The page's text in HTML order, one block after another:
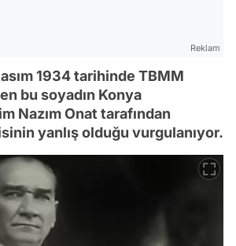
Reklam
1934 tarihinde TBMM
bu soyadın Konya
Nazım Onat tarafından
yanlış olduğu vurgulanıyor.